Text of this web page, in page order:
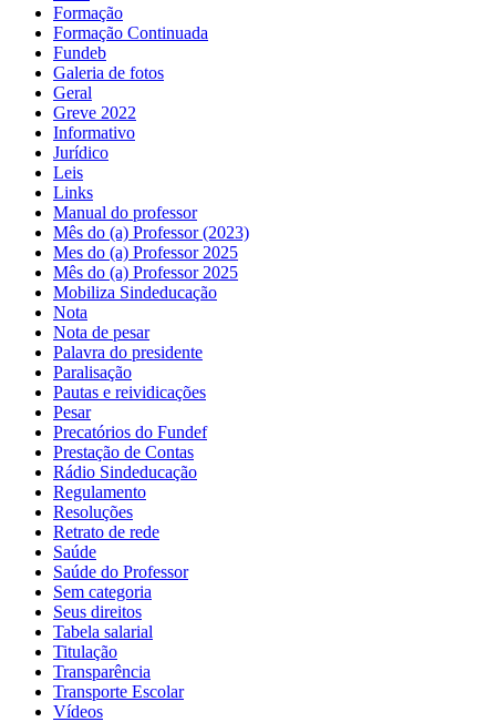
Formação
Formação Continuada
Fundeb
Galeria de fotos
Geral
Greve 2022
Informativo
Jurídico
Leis
Links
Manual do professor
Mês do (a) Professor (2023)
Mes do (a) Professor 2025
Mês do (a) Professor 2025
Mobiliza Sindeducação
Nota
Nota de pesar
Palavra do presidente
Paralisação
Pautas e reividicações
Pesar
Precatórios do Fundef
Prestação de Contas
Rádio Sindeducação
Regulamento
Resoluções
Retrato de rede
Saúde
Saúde do Professor
Sem categoria
Seus direitos
Tabela salarial
Titulação
Transparência
Transporte Escolar
Vídeos